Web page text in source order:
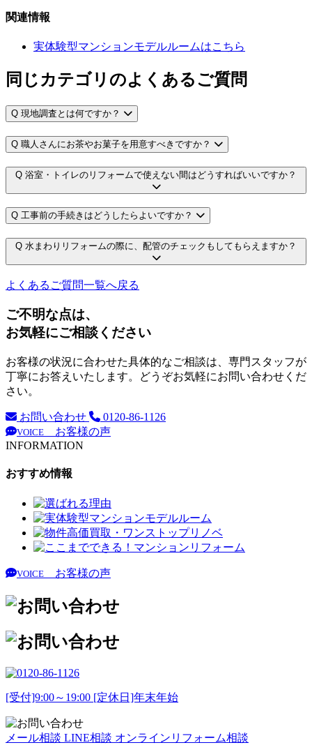
関連情報
実体験型マンションモデルルームはこちら
同じカテゴリのよくあるご質問
Q 現地調査とは何ですか？
Q 職人さんにお茶やお菓子を用意すべきですか？
Q 浴室・トイレのリフォームで使えない間はどうすればいいですか？
Q 工事前の手続きはどうしたらよいですか？
Q 水まわりリフォームの際に、配管のチェックもしてもらえますか？
よくあるご質問一覧へ戻る
ご不明な点は、
お気軽にご相談ください
お客様の状況に合わせた具体的なご相談は、専門スタッフが
丁寧にお答えいたします。どうぞお気軽にお問い合わせくだ
さい。
お問い合わせ 0120-86-1126
VOICE
お客様の声
INFORMATION
おすすめ情報
VOICE お客様の声
[受付]9:00～19:00 [定休日]年末年始
メール相談 LINE相談 オンラインリフォーム相談